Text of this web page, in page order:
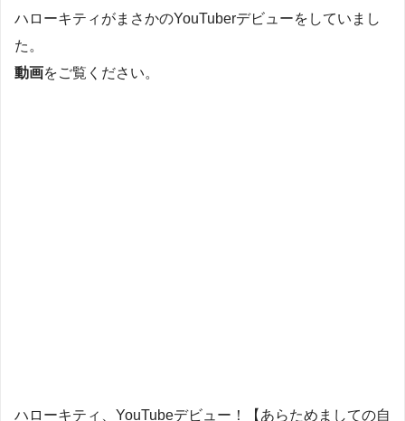
ハローキティがまさかのYouTuberデビューをしていまし
た。
動画をご覧ください。
ハローキティ、YouTubeデビュー！【あらためましての自